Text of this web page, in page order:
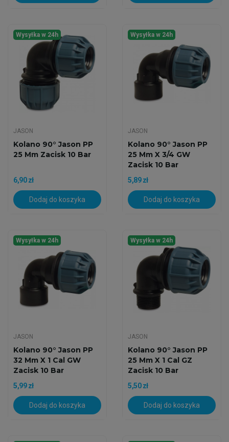
Wysyłka w 24h
JASON
Kolano 90° Jason PP
25 Mm Zacisk 10 Bar
6,90 zł
Dodaj do koszyka
Wysyłka w 24h
JASON
Kolano 90° Jason PP
25 Mm X 3/4 GW
Zacisk 10 Bar
5,89 zł
Dodaj do koszyka
Wysyłka w 24h
JASON
Kolano 90° Jason PP
32 Mm X 1 Cal GW
Zacisk 10 Bar
5,99 zł
Dodaj do koszyka
Wysyłka w 24h
JASON
Kolano 90° Jason PP
25 Mm X 1 Cal GZ
Zacisk 10 Bar
5,50 zł
Dodaj do koszyka